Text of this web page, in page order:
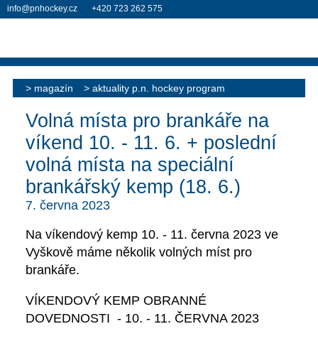
magazín aktuality p.n. hockey program
Volná místa pro brankáře na
víkend 10. - 11. 6. + poslední
volná místa na speciální
brankářský kemp (18. 6.)
7. června 2023
Na víkendový kemp 10. - 11. června 2023 ve
Vyškově máme několik volných míst pro
brankáře.
VÍKENDOVÝ KEMP OBRANNÉ
DOVEDNOSTI - 10. - 11. ČERVNA 2023
info@pnhockey.cz +420 723 262 575